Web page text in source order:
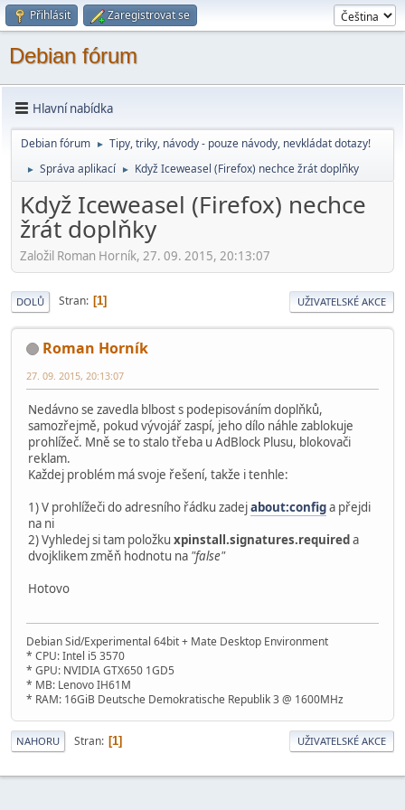
Přihlásit Zaregistrovat se
Debian fórum
Hlavní nabídka
Debian fórum ► Tipy, triky, návody - pouze návody, nevkládat dotazy!
► Správa aplikací ► Když Iceweasel (Firefox) nechce žrát doplňky
Když Iceweasel (Firefox) nechce
žrát doplňky
Založil Roman Horník, 27. 09. 2015, 20:13:07
DOLŮ Stran 1 UŽIVATELSKÉ AKCE
Roman Horník
27. 09. 2015, 20:13:07
Nedávno se zavedla blbost s podepisováním doplňků,
samozřejmě, pokud vývojář zaspí, jeho dílo náhle zablokuje
prohlížeč. Mně se to stalo třeba u AdBlock Plusu, blokovači
reklam.
Každej problém má svoje řešení, takže i tenhle:
1) V prohlížeči do adresního řádku zadejabout:configa přejdi
na ni
2) Vyhledej si tam položku xpinstall.signatures.requireda
dvojklikem změň hodnotu na "false"
Hotovo
Debian Sid/Experimental 64bit + Mate Desktop Environment
* CPU: Intel i5 3570
* GPU: NVIDIA GTX650 1GD5
* MB: Lenovo IH61M
* RAM: 16GiB Deutsche Demokratische Republik 3 @ 1600MHz
NAHORU Stran 1 UŽIVATELSKÉ AKCE